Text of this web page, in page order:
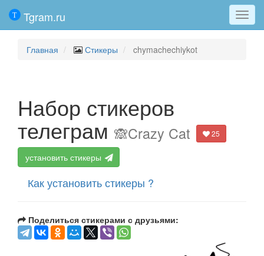
Меню
Tgram.ru
Главная Стикеры chymachechiykot
Набор стикеров
телеграм 🙈Crazy Cat 25
установить стикеры
Как установить стикеры ?
Поделиться стикерами с друзьями: